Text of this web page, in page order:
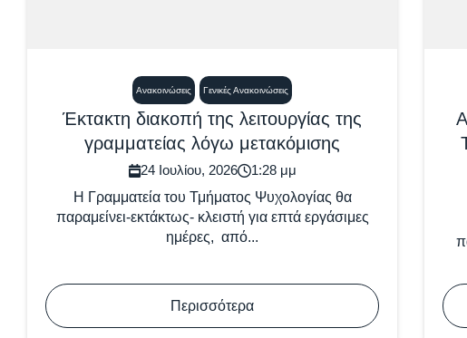
Ανακοινώσεις Γενικές Ανακοινώσεις
Έκτακτη διακοπή της λειτουργίας της
γραμματείας λόγω μετακόμισης
24 Ιουλίου, 2026
1:28 μμ
Η Γραμματεία του Τμήματος Ψυχολογίας θα
παραμείνει-εκτάκτως- κλειστή για επτά εργάσιμες
ημέρες, από...
Περισσότερα